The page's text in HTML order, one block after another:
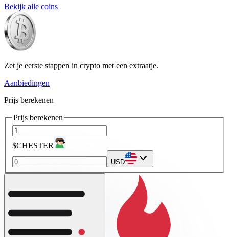
Bekijk alle coins
Zet je eerste stappen in crypto met een extraatje.
Aanbiedingen
Prijs berekenen
Prijs berekenen
$CHESTER
USD